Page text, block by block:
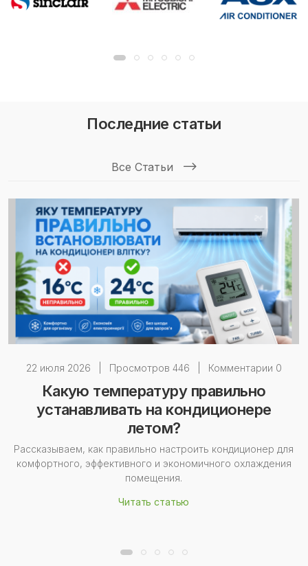
Последние статьи
Все Статьи
22 июля 2026 Просмотров 446 Комментарии 0
Какую температуру правильно
устанавливать на кондиционере
летом?
Рассказываем, как правильно настроить кондиционер для
комфортного, эффективного и экономичного охлаждения
помещения.
Читать статью